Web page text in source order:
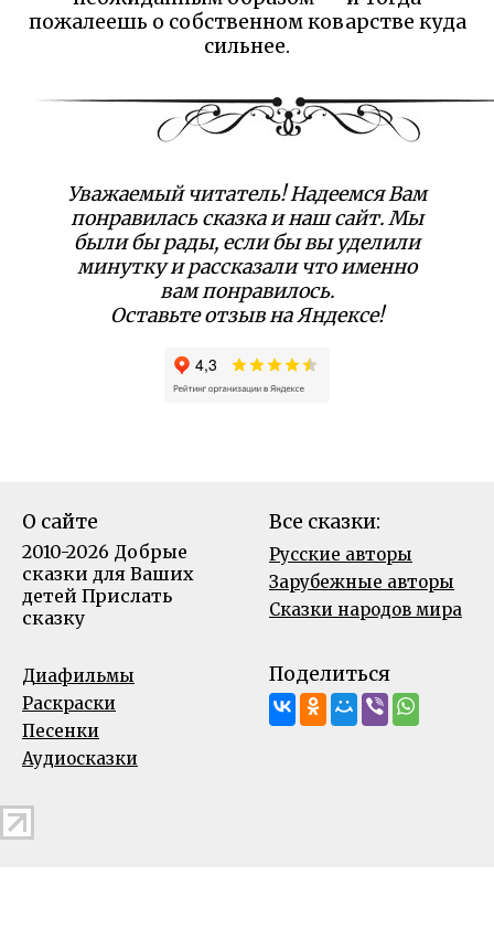
пожалеешь о собственном коварстве куда
сильнее.
Уважаемый читатель! Надеемся Вам
понравилась сказка и наш сайт. Мы
были бы рады, если бы вы уделили
минутку и рассказали что именно
вам понравилось.
Оставьте отзыв на Яндексе!
О сайте
2010-2026 Добрые
сказки для Ваших
детей Прислать
сказку
Все сказки:
Русские авторы
Зарубежные авторы
Сказки народов мира
Диафильмы
Раскраски
Песенки
Аудиосказки
Поделиться